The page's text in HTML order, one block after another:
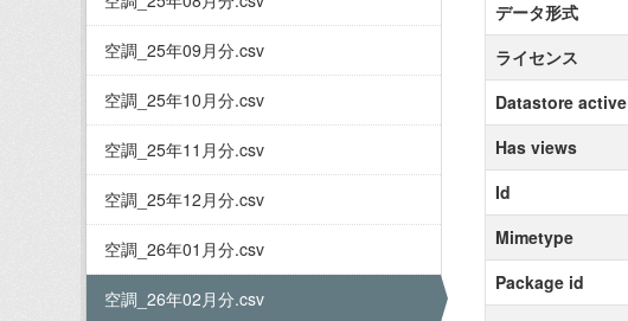
空調_25年09月分.csv
空調_25年10月分.csv
空調_25年11月分.csv
空調_25年12月分.csv
空調_26年01月分.csv
空調_26年02月分.csv
データ形式
ライセンス
Datastore active
Has views
Id
Mimetype
Package id